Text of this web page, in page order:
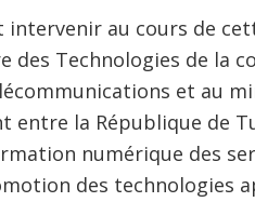
intervenir au cours de
des Technologies de la
et au
entre la République de
numérique des
des technologies